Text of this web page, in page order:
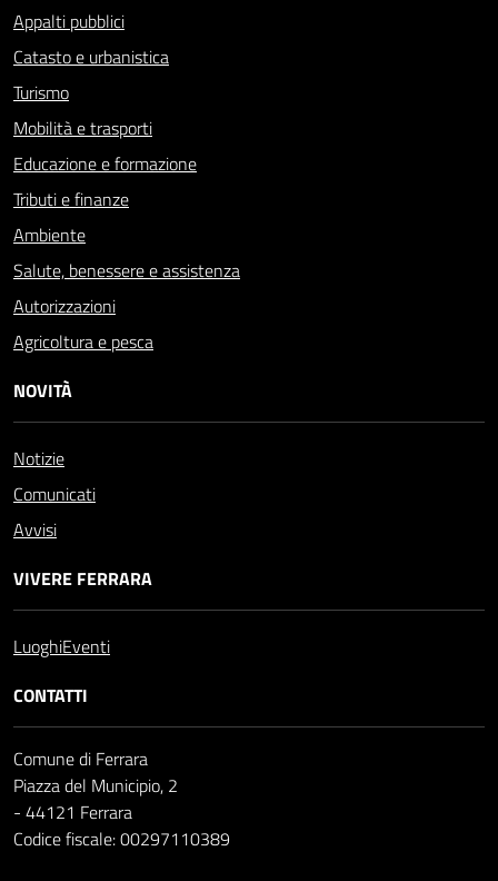
Appalti pubblici
Catasto e urbanistica
Turismo
Mobilità e trasporti
Educazione e formazione
Tributi e finanze
Ambiente
Salute, benessere e assistenza
Autorizzazioni
Agricoltura e pesca
NOVITÀ
Notizie
Comunicati
Avvisi
VIVERE FERRARA
LuoghiEventi
CONTATTI
Comune di Ferrara
Piazza del Municipio, 2
- 44121 Ferrara
Codice fiscale: 00297110389